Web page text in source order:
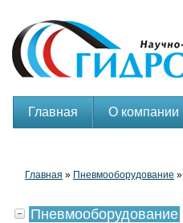
Главная О компании
Главная » Пневмооборудование »
Пневмооборудование